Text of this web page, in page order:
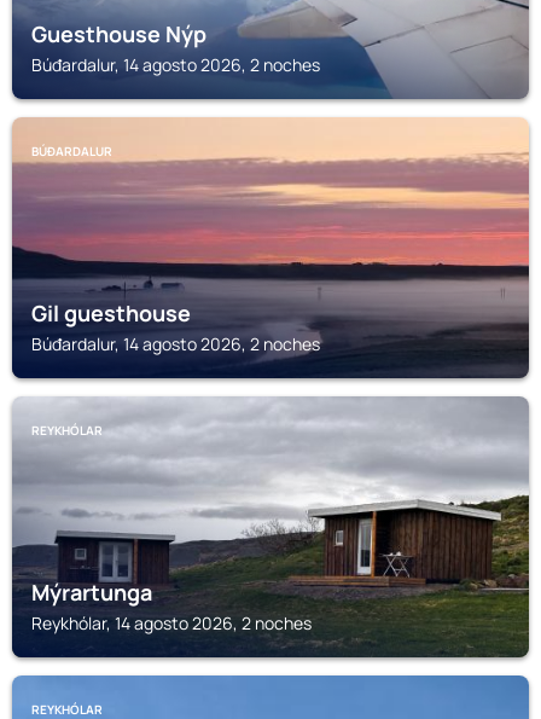
Guesthouse Nýp
Búđardalur, 14 agosto 2026, 2 noches
BÚĐARDALUR
Gil guesthouse
Búđardalur, 14 agosto 2026, 2 noches
REYKHÓLAR
Mýrartunga
Reykhólar, 14 agosto 2026, 2 noches
REYKHÓLAR